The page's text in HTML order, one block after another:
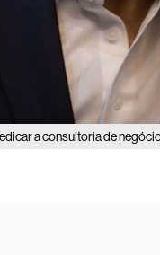
a consultoria de